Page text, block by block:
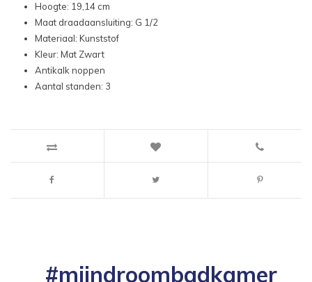
Hoogte: 19,14 cm
Maat draadaansluiting: G 1/2
Materiaal: Kunststof
Kleur: Mat Zwart
Antikalk noppen
Aantal standen: 3
#mijndroombadkamer